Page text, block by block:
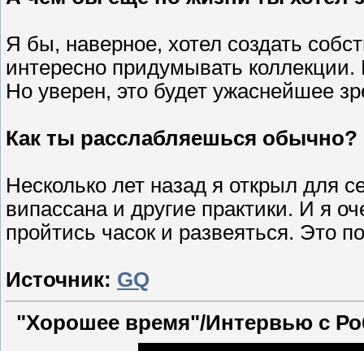
Я бы, наверное, хотел создать
интересно придумывать
Но уверен, это будет ужаснейшее
Как ты расслабляешься обычно?
Несколько лет назад я открыл для
випассана и другие практики. И я
пройтись часок и развеяться. Это
Источник: GQ
"Хорошее время"/Интервью с